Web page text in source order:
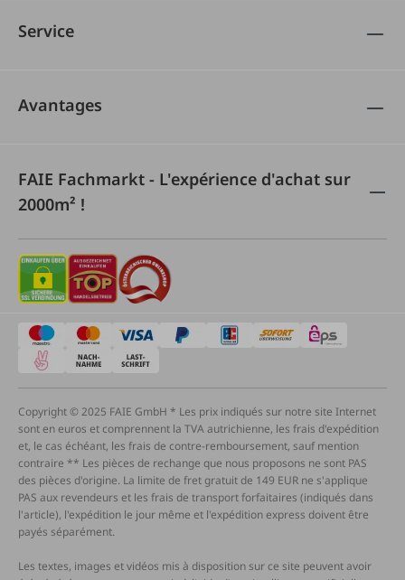
Service
Avantages
FAIE Fachmarkt - L'expérience d'achat sur
2000m² !
Copyright © 2025 FAIE GmbH * Les prix indiqués sur notre site Internet
sont en euros et comprennent la TVA autrichienne, les frais d'expédition
et, le cas échéant, les frais de contre-remboursement, sauf mention
contraire ** Les pièces de rechange que nous proposons ne sont PAS
des pièces d'origine. La limite de fret gratuit de 149 EUR ne s'applique
PAS aux revendeurs et les frais de transport forfaitaires (indiqués dans
l'article), l'expédition le jour même et l'expédition express doivent être
payés séparément.
Les textes, images et vidéos mis à disposition sur ce site peuvent avoir